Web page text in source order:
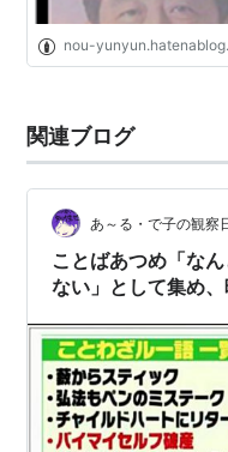
nou-
関連ブログ
あ～る・で子の観察
ことばあつめ「な
ない」として集め